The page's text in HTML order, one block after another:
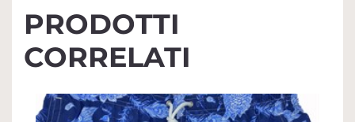
PRODOTTI
CORRELATI